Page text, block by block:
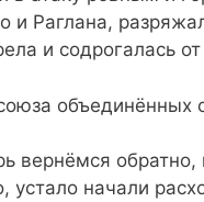
и Раглана,
и содрогалась
объединённых
вернёмся обратно,
устало начали